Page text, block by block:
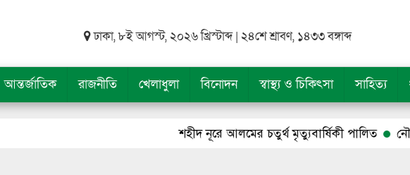
ঢাকা, ৮ই আগস্ট, ২০২৬ খ্রিস্টাব্দ | ২৪শে শ্রাবণ, ১৪৩৩ বঙ্গাব্দ
আন্তর্জাতিক রাজনীতি খেলাধুলা বিনোদন স্বাস্থ্য ও চিকিৎসা সাহিত্য
শহীদ নূরে আলমের চতুর্থ মৃত্যুবার্ষিকী পালিত নৌযান